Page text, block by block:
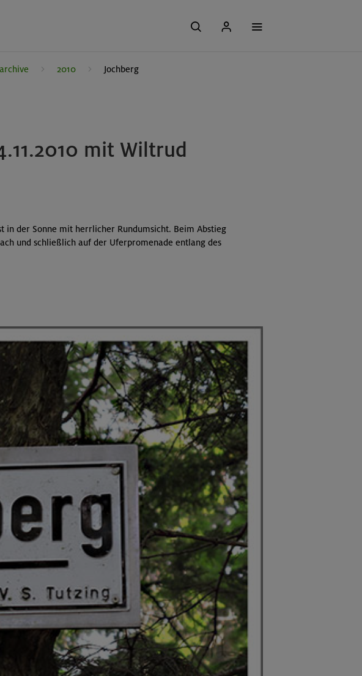
2010 Jochberg
mit Wiltrud
in der Sonne mit herrlicher Rundumsicht. Beim Abstieg
und schließlich auf der Uferpromenade entlang des